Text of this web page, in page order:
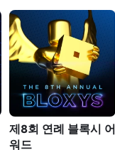
제8회 연례 블록시 어
워드